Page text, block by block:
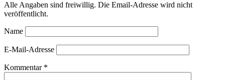
Alle Angaben sind freiwillig. Die Email-Adresse wird nicht
veröffentlicht.
Name
E-Mail-Adresse
Kommentar *